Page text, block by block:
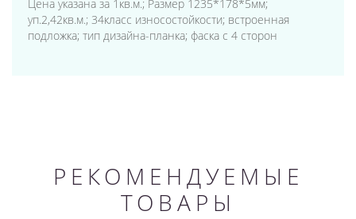
Цена указана за 1кв.м.; Размер 1235*178*5мм;
уп.2,42кв.м.; 34класс износостойкости; встроенная
подложка; тип дизайна-планка; фаска с 4 сторон
РЕКОМЕНДУЕМЫЕ
ТОВАРЫ